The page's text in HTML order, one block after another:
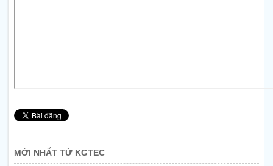
MỚI NHẤT TỪ KGTEC